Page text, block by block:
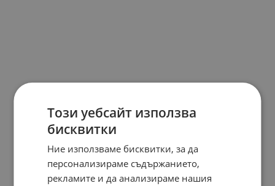
Този уебсайт използва
бисквитки
Ние използваме бисквитки, за да
персонализираме съдържанието,
рекламите и да анализираме нашия